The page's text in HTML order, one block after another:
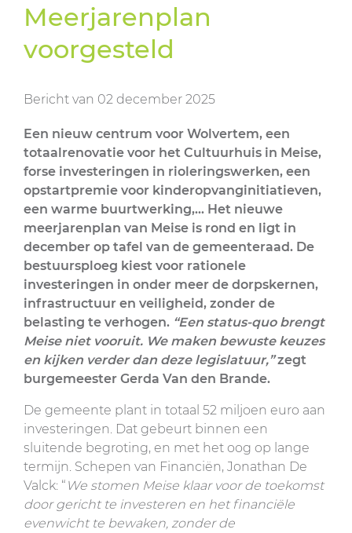
Meerjarenplan
voorgesteld
Bericht van 02 december 2025
Een nieuw centrum voor Wolvertem, een
totaalrenovatie voor het Cultuurhuis in Meise,
forse investeringen in rioleringswerken, een
opstartpremie voor kinderopvanginitiatieven,
een warme buurtwerking,... Het nieuwe
meerjarenplan van Meise is rond en ligt in
december op tafel van de gemeenteraad. De
bestuursploeg kiest voor rationele
investeringen in onder meer de dorpskernen,
infrastructuur en veiligheid, zonder de
belasting te verhogen. “Een status-quo brengt
Meise niet vooruit. We maken bewuste keuzes
en kijken verder dan deze legislatuur,”zegt
burgemeester Gerda Van den Brande.
De gemeente plant in totaal 52 miljoen euro aan
investeringen. Dat gebeurt binnen een
sluitende begroting, en met het oog op lange
termijn. Schepen van Financiën, Jonathan De
Valck: “ We stomen Meise klaar voor de toekomst
door gericht te investeren en het financiële
evenwicht te bewaken, zonder de